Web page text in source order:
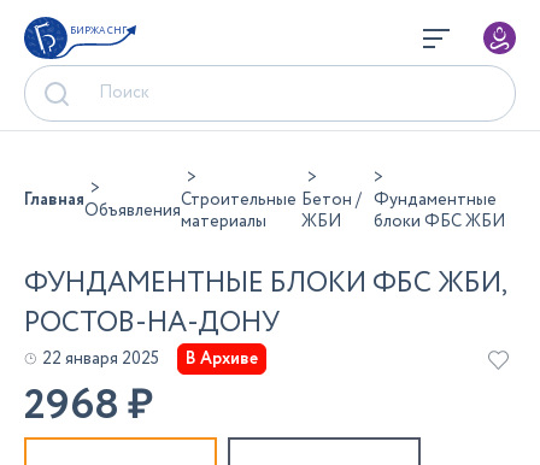
БИРЖА СНГ
ГлавнаяОбъявленияСтроительные
материалы
Бетон /
ЖБИ
Фундаментные
блоки ФБС ЖБИ
ФУНДАМЕНТНЫЕ БЛОКИ ФБС ЖБИ,
РОСТОВ-НА-ДОНУ
22 января 2025 В Архиве
2968₽